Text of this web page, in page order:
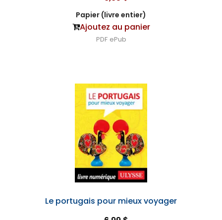
Papier (livre entier)
Ajoutez au panier
PDF ePub
Le portugais pour mieux voyager